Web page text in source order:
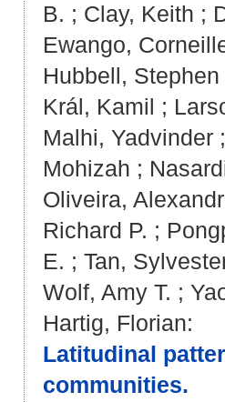
B. ; Clay, Keith ;
Ewango,
Hubbell, Stephen
Král, Kamil ;
Malhi, Yadvinder
Mohizah ;
Oliveira,
Richard P. ;
E. ; Tan,
Wolf, Amy T. ;
Hartig, Florian:
Latitudinal
communities.